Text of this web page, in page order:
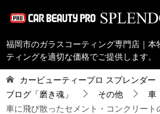
福岡市のガラスコーティング専門店｜本
ティングを適切な価格でご提供します。
カービューティープロ スプレンダー
ブログ「磨き魂」
その他
車
車に飛び散ったセメント・コンクリート